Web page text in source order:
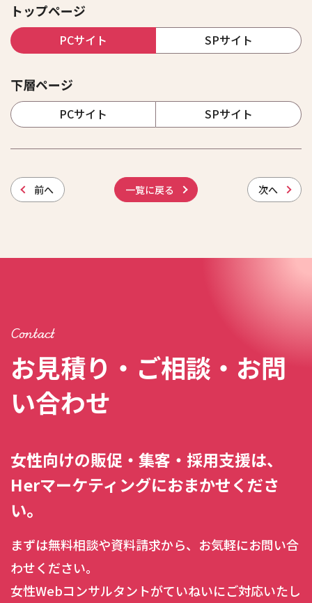
トップページ
PCサイト SPサイト
下層ページ
PCサイト SPサイト
前へ 一覧に戻る 次へ
Contact
お見積り・ご相談・お問
い合わせ
女性向けの販促・集客・採用支援は、
Herマーケティングにおまかせくださ
い。
まずは無料相談や資料請求から、お気軽にお問い合
わせください。
女性Webコンサルタントがていねいにご対応いたし